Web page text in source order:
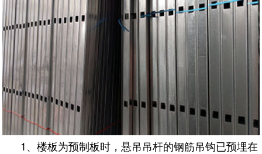
1、楼板为预制板时，悬吊吊杆的钢筋吊钩已预埋在